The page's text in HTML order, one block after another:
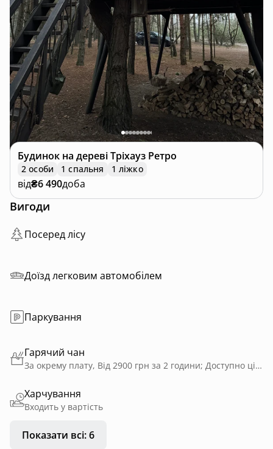
Будинок на деревіТріхауз Ретро
2 особи 1 спальня 1 ліжко
від₴6 490доба
Вигоди
Посеред лісу
Доїзд легковим автомобілем
Паркування
Гарячий чан
За окрему плату, Від 2900 грн за 2 години; Доступно цілий рік; Приватне користування; На дровах
Харчування
Входить у вартість
Показати всі: 6